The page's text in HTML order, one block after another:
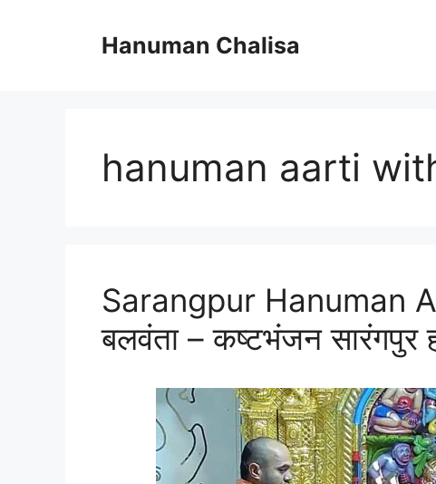
Hanuman Chalisa
hanuman aarti
Sarangpur Hanuman
बलवंता – कष्टभंजन सारंगपुर